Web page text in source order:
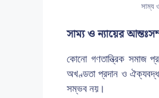
সাম্য
সাম্য ও ন্যায়ের
কোনো গণতান্ত্রিক সমাজ
অখণ্ডতা প্রদান ও ঐক্যবদ্ধ
সম্ভব নয়।